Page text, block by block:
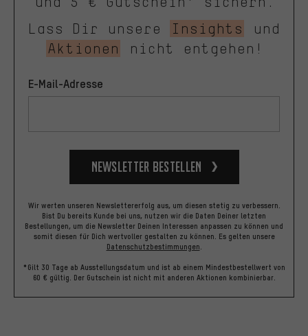
Lass Dir unsere
Insights
und
Aktionen
nicht entgehen!
E-Mail-Adresse
Newsletter bestellen
Wir werten unseren Newslettererfolg aus, um diesen stetig zu verbessern.
Bist Du bereits Kunde bei uns, nutzen wir die Daten Deiner letzten
Bestellungen, um die Newsletter Deinen Interessen anpassen zu können und
somit diesen für Dich wertvoller gestalten zu können. Es gelten unsere
Datenschutzbestimmungen
*Gilt 30 Tage ab Ausstellungsdatum und ist ab einem Mindestbestellwert von
60 € gültig. Der Gutschein ist nicht mit anderen Aktionen kombinierbar.